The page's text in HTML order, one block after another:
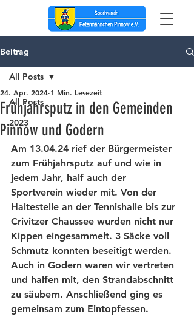
Beitrag
All Posts
2023
All Posts
Frühjahrsputz in den Gemeinden
Pinnow und Godern
24. Apr. 2024 1 Min. Lesezeit
Am 13.04.24 rief der Bürgermeister
zum Frühjahrsputz auf und wie in
jedem Jahr, half auch der
Sportverein wieder mit. Von der
Haltestelle an der Tennishalle bis zur
Crivitzer Chaussee wurden nicht nur
Kippen eingesammelt. 3 Säcke voll
Schmutz konnten beseitigt werden.
Auch in Godern waren wir vertreten
und halfen mit, den Strandabschnitt
zu säubern. Anschließend ging es
gemeinsam zum Eintopfessen.